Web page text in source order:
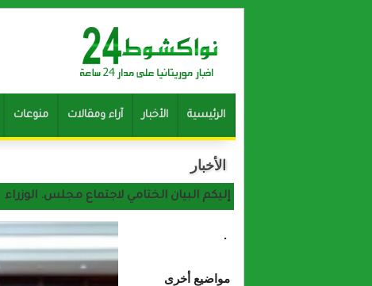
الرئيسية الأخبار آراء ومقالات منوعات
الأخبار
إليكم البيان الختامي لاجتماع مجلس. الوزراء
.
مواضيع أخرى